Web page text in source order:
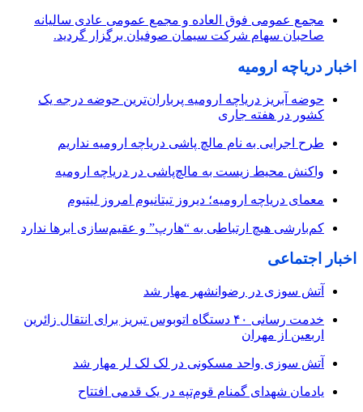
مجمع عمومی فوق العاده و مجمع عمومی عادی سالیانه
صاحبان سهام شرکت سیمان صوفیان برگزار گردید.
اخبار دریاچه ارومیه
حوضه آبریز دریاچه ارومیه پرباران‌ترین حوضه‌ درجه یک
کشور در هفته جاری
طرح اجرایی به نام مالچ پاشی دریاچه ارومیه نداریم
واکنش محیط زیست به مالچ‌پاشی در دریاچه ارومیه
معمای دریاچه ارومیه؛ دیروز تیتانیوم امروز لیتیوم
کم‌بارشی هیچ ارتباطی به “هارپ” و عقیم‌سازی ابرها ندارد
اخبار اجتماعی
آتش سوزی در رضوانشهر مهار شد
خدمت رسانی ۴۰ دستگاه اتوبوس تبریز برای انتقال زائرین
اربعین از مهران
آتش سوزی واحد مسکونی در لک لک لر مهار شد
یادمان شهدای گمنام قوم‌تپه در یک قدمی افتتاح